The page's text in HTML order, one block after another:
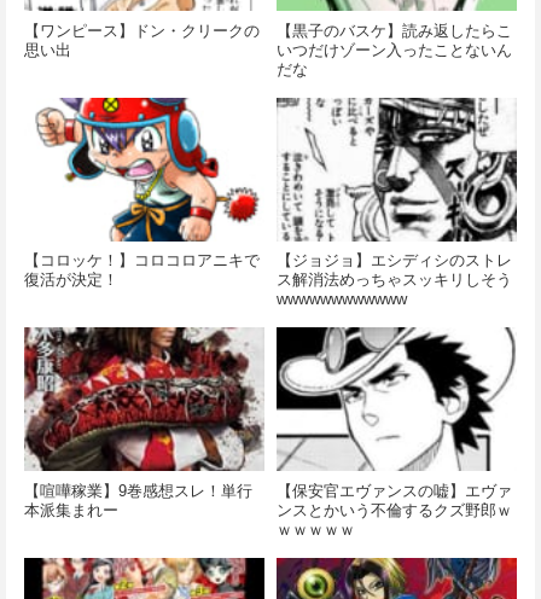
【ワンピース】ドン・クリークの
思い出
【黒子のバスケ】読み返したらこ
いつだけゾーン入ったことないん
だな
【コロッケ！】コロコロアニキで
復活が決定！
【ジョジョ】エシディシのストレ
ス解消法めっちゃスッキリしそう
wwwwwwwwwwww
【喧嘩稼業】9巻感想スレ！単行
本派集まれー
【保安官エヴァンスの嘘】エヴァ
ンスとかいう不倫するクズ野郎ｗ
ｗｗｗｗｗ